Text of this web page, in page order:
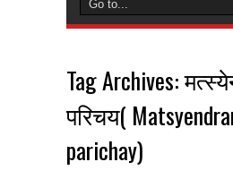
Tag Archives:
परिचय(
parichay)